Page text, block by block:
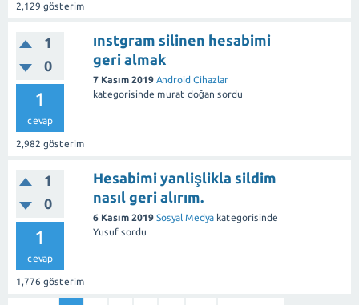
2,129 gösterim
1
0
1
cevap
2,982 gösterim
ınstgram silinen hesabimi
geri almak
7 Kasım 2019 Android Cihazlar
kategorisinde murat doğan sordu
1
0
1
cevap
1,776 gösterim
Hesabimi yanlişlikla sildim
nasıl geri alırım.
6 Kasım 2019 Sosyal Medya kategorisinde
Yusuf sordu